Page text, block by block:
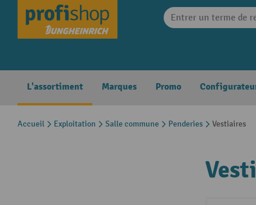
Skip to main navigation
L'assortiment Marques Promo
Accueil Exploitation Salle commune Penderies Vestiaires